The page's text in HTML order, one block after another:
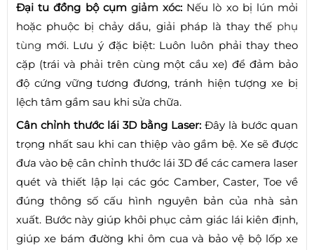
Đại tu đồng bộ cụm giảm xóc: Nếu lò xo bị lún mỏi
hoặc phuộc bị chảy dầu, giải pháp là thay thế phụ
tùng mới. Lưu ý đặc biệt: Luôn luôn phải thay theo
cặp (trái và phải trên cùng một cầu xe) để đảm bảo
độ cứng vững tương đương, tránh hiện tượng xe bị
lệch tâm gầm sau khi sửa chữa.
Cân chỉnh thước lái 3D bằng Laser: Đây là bước quan
trọng nhất sau khi can thiệp vào gầm bệ. Xe sẽ được
đưa vào bệ cân chỉnh thước lái 3D để các camera laser
quét và thiết lập lại các góc Camber, Caster, Toe về
đúng thông số cấu hình nguyên bản của nhà sản
xuất. Bước này giúp khôi phục cảm giác lái kiên định,
giúp xe bám đường khi ôm cua và bảo vệ bộ lốp xe